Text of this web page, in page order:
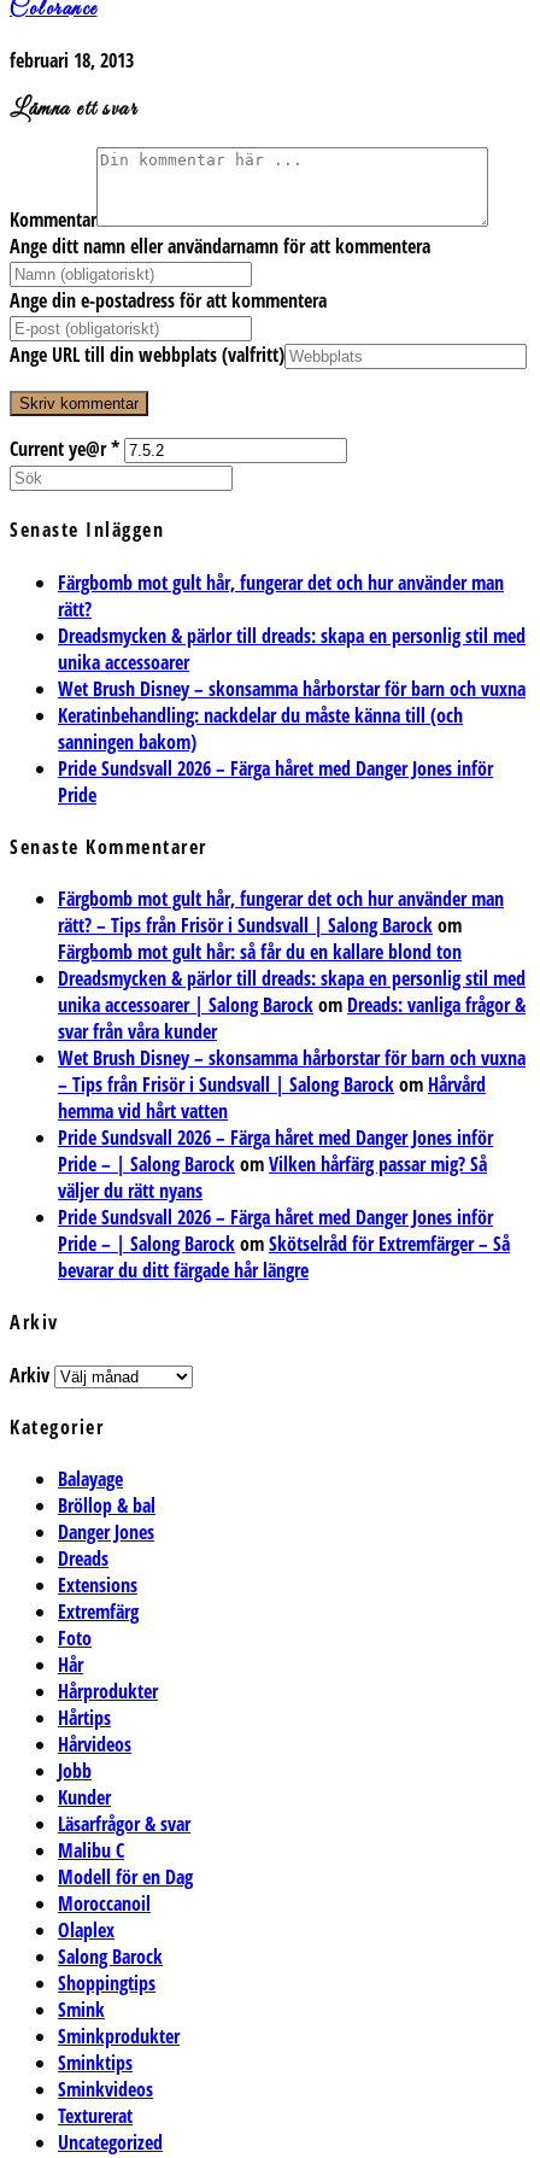
Colorance
februari 18, 2013
Lämna ett svar
Kommentar
Ange ditt namn eller användarnamn för att kommentera
Ange din e-postadress för att kommentera
Ange URL till din webbplats (valfritt)
Current ye@r*
Senaste Inläggen
Färgbomb mot gult hår, fungerar det och hur använder man
rätt?
Dreadsmycken & pärlor till dreads: skapa en personlig stil med
unika accessoarer
Wet Brush Disney – skonsamma hårborstar för barn och vuxna
Keratinbehandling: nackdelar du måste känna till (och
sanningen bakom)
Pride Sundsvall 2026 – Färga håret med Danger Jones inför
Pride
Senaste Kommentarer
Färgbomb mot gult hår, fungerar det och hur använder man
rätt? – Tips från Frisör i Sundsvall | Salong Barockom
Färgbomb mot gult hår: så får du en kallare blond ton
Dreadsmycken & pärlor till dreads: skapa en personlig stil med
unika accessoarer | Salong Barockom Dreads: vanliga frågor &
svar från våra kunder
Wet Brush Disney – skonsamma hårborstar för barn och vuxna
– Tips från Frisör i Sundsvall | Salong Barockom Hårvård
hemma vid hårt vatten
Pride Sundsvall 2026 – Färga håret med Danger Jones inför
Pride – | Salong BarockomVilken hårfärg passar mig? Så
väljer du rätt nyans
Pride Sundsvall 2026 – Färga håret med Danger Jones inför
Pride – | Salong BarockomSkötselråd för Extremfärger – Så
bevarar du ditt färgade hår längre
Arkiv
Arkiv
Kategorier
Balayage
Bröllop & bal
Danger Jones
Dreads
Extensions
Extremfärg
Foto
Hår
Hårprodukter
Hårtips
Hårvideos
Jobb
Kunder
Läsarfrågor & svar
Malibu C
Modell för en Dag
Moroccanoil
Olaplex
Salong Barock
Shoppingtips
Smink
Sminkprodukter
Sminktips
Sminkvideos
Texturerat
Uncategorized